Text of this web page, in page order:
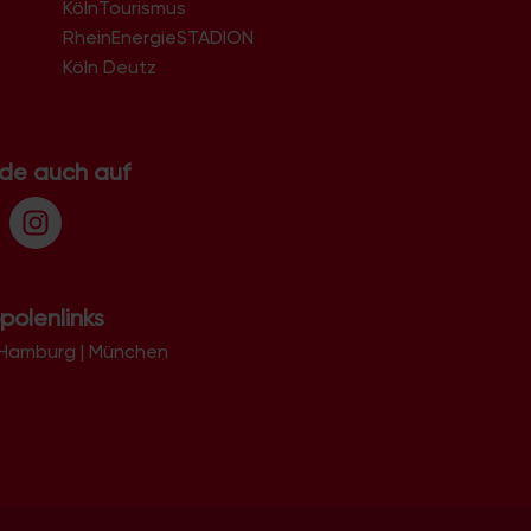
51069
51103
51107
51147
KölnTourismus
RheinEnergieSTADION
Köln Deutz
auch auf
| München